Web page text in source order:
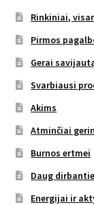
Rinkiniai,
Pirmos
Gerai
Svarbiausi
Akims
Atminčiai
Burnos ertmei
Daug
Energijai ir